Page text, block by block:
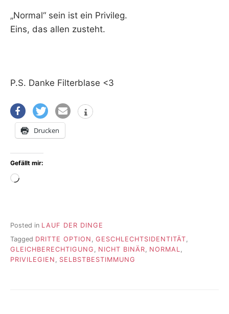
„Normal“ sein ist ein Privileg.
Eins, das allen zusteht.
P.S. Danke Filterblase <3
Drucken
Gefällt mir:
Wird
Posted in LAUF DER DINGE
Tagged DRITTE OPTION GESCHLECHTSIDENTITÄT
GLEICHBERECHTIGUNG
NICHT BINÄR NORMAL
PRIVILEGIEN
SELBSTBESTIMMUNG